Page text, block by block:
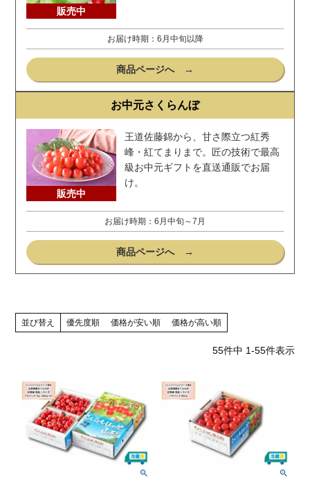
販売中
お届け時期：6月中旬以降
商品ページへ →
お中元さくらんぼ
販売中
王道佐藤錦から、甘さ際立つ紅秀
峰・紅てまりまで。匠の技術で最高
級お中元ギフトを直送通販でお届
け。
お届け時期：6月中旬～7月
商品ページへ →
並び替え 優先度順 価格が安い順 価格が高い順
55件中 1-55件表示